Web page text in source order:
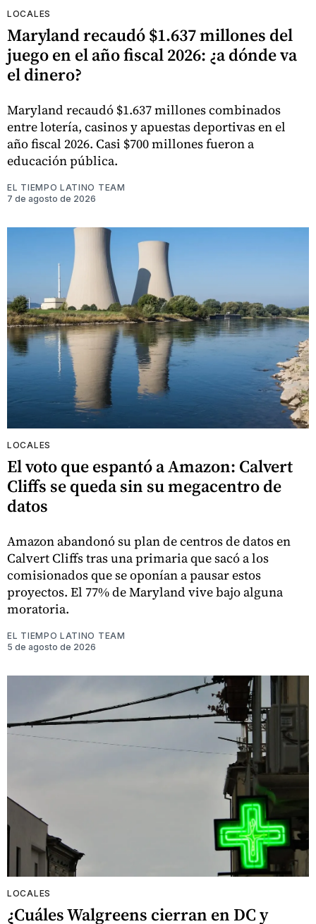
LOCALES
Maryland recaudó $1.637 millones del
juego en el año fiscal 2026: ¿a dónde va
el dinero?
Maryland recaudó $1.637 millones combinados
entre lotería, casinos y apuestas deportivas en el
año fiscal 2026. Casi $700 millones fueron a
educación pública.
EL TIEMPO LATINO TEAM
7 de agosto de 2026
LOCALES
El voto que espantó a Amazon: Calvert
Cliffs se queda sin su megacentro de
datos
Amazon abandonó su plan de centros de datos en
Calvert Cliffs tras una primaria que sacó a los
comisionados que se oponían a pausar estos
proyectos. El 77% de Maryland vive bajo alguna
moratoria.
EL TIEMPO LATINO TEAM
5 de agosto de 2026
LOCALES
¿Cuáles Walgreens cierran en DC y